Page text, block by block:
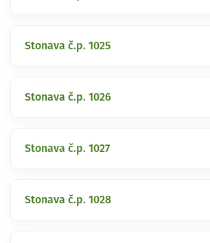
Stonava č.p. 1025
Stonava č.p. 1026
Stonava č.p. 1027
Stonava č.p. 1028